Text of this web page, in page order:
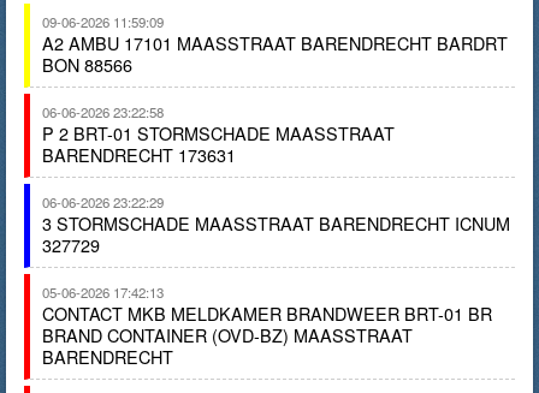
09-06-2026 11:59:09
A2 AMBU 17101 MAASSTRAAT BARENDRECHT BARDRT
BON 88566
06-06-2026 23:22:58
P 2 BRT-01 STORMSCHADE MAASSTRAAT
BARENDRECHT 173631
06-06-2026 23:22:29
3 STORMSCHADE MAASSTRAAT BARENDRECHT ICNUM
327729
05-06-2026 17:42:13
CONTACT MKB MELDKAMER BRANDWEER BRT-01 BR
BRAND CONTAINER (OVD-BZ) MAASSTRAAT
BARENDRECHT